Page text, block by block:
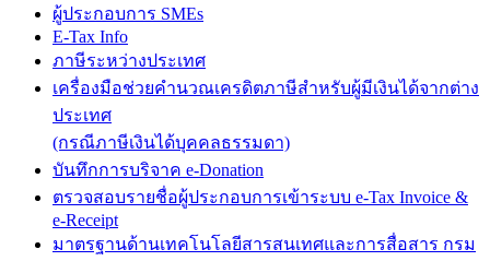
ผู้ประกอบการ SMEs
E-Tax Info
ภาษีระหว่างประเทศ
เครื่องมือช่วยคำนวณเครดิตภาษีสำหรับผู้มีเงินได้จากต่าง
ประเทศ
(กรณีภาษีเงินได้บุคคลธรรมดา)
บันทึกการบริจาค e-Donation
ตรวจสอบรายชื่อผู้ประกอบการเข้าระบบ e-Tax Invoice &
e-Receipt
มาตรฐานด้านเทคโนโลยีสารสนเทศและการสื่อสาร กรม